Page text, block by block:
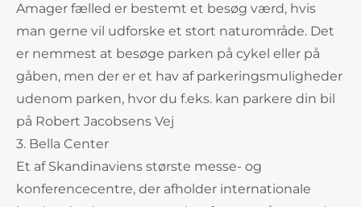
Amager fælled er bestemt et besøg værd, hvis
man gerne vil udforske et stort naturområde. Det
er nemmest at besøge parken på cykel eller på
gåben, men der er et hav af parkeringsmuligheder
udenom parken, hvor du f.eks. kan parkere din bil
på Robert Jacobsens Vej
3. Bella Center
Et af Skandinaviens største messe- og
konferencecentre, der afholder internationale